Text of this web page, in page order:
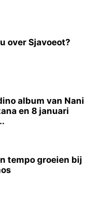
over Sjavoeot?
album van Nani
en 8 januari
tempo groeien bij